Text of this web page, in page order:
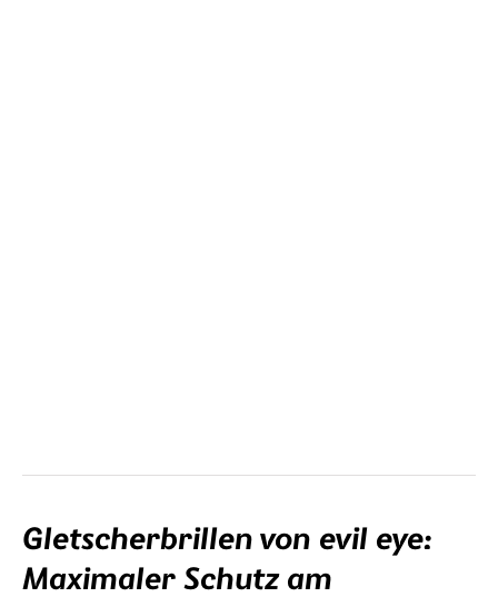
Gletscherbrillen von evil eye:
Maximaler Schutz am